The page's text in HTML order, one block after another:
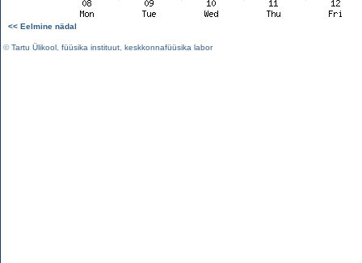
<< Eelmine nädal
©Tartu Ülikool füüsika instituut keskkonnafüüsika labor